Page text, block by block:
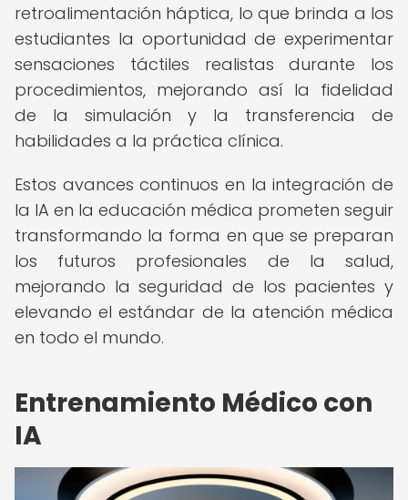
retroalimentación háptica, lo que brinda a los
estudiantes la oportunidad de experimentar
sensaciones táctiles realistas durante los
procedimientos, mejorando así la fidelidad
de la simulación y la transferencia de
habilidades a la práctica clínica.
Estos avances continuos en la integración de
la IA en la educación médica prometen seguir
transformando la forma en que se preparan
los futuros profesionales de la salud,
mejorando la seguridad de los pacientes y
elevando el estándar de la atención médica
en todo el mundo.
Entrenamiento Médico con
IA